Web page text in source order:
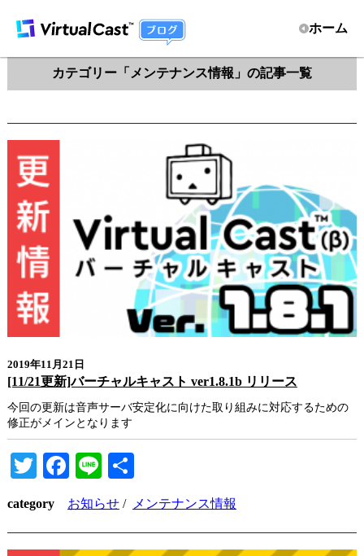
ホーム
カテゴリー「メンテナンス情報」の記事一覧
2019年11月21日
[11/21更新]バーチャルキャスト ver1.8.1b リリース
今回の更新は音声サーバ安定化に向けた取り組みに対応するための
修正がメインとなります
TwitterFacebook
Line
有
category お知らせ/ メンテナンス情報